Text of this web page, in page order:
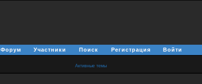
Форум Участники Поиск Регистрация Войти
Активные темы